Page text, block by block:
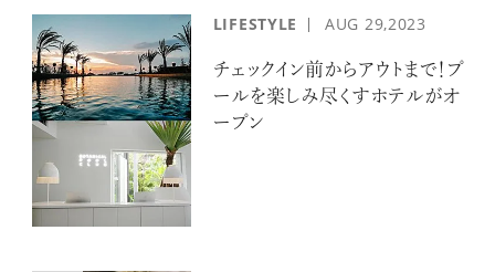
LIFESTYLE AUG 29,2023
チェックイン前からアウトまで！プ
ールを楽しみ尽くすホテルがオ
ープン